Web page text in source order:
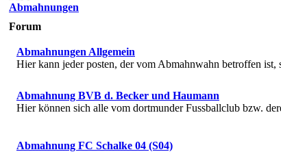
Abmahnungen
Forum
Abmahnungen Allgemein
Hier kann jeder posten, der vom Abmahnwahn betroffen ist,
Abmahnung BVB d. Becker und Haumann
Hier können sich alle vom dortmunder Fussballclub bzw.
Abmahnung FC Schalke 04 (S04)